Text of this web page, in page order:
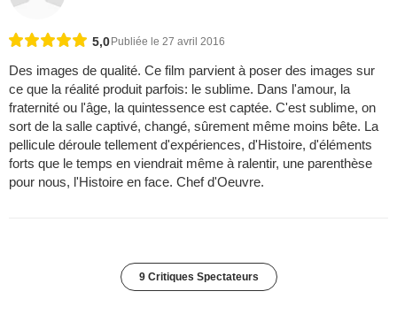
5,0Publiée le 27 avril 2016
Des images de qualité. Ce film parvient à poser des images sur
ce que la réalité produit parfois: le sublime. Dans l'amour, la
fraternité ou l'âge, la quintessence est captée. C'est sublime, on
sort de la salle captivé, changé, sûrement même moins bête. La
pellicule déroule tellement d'expériences, d'Histoire, d'éléments
forts que le temps en viendrait même à ralentir, une parenthèse
pour nous, l'Histoire en face. Chef d'Oeuvre.
9 Critiques Spectateurs